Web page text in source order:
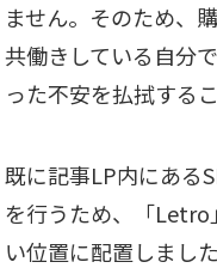
ません。そのため、
共働きしている自分
った不安を払拭する
既に記事LP内にある
を行うため、「Letro
い位置に配置しました